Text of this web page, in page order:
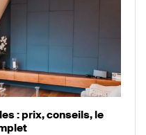
: prix, conseils, le